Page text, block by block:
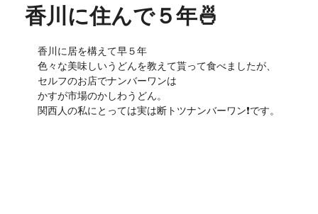
香川に住んで５年🍜
香川に居を構えて早５年
色々な美味しいうどんを教えて貰って食べましたが、
セルフのお店でナンバーワンは
かすが市場のかしわうどん。
関西人の私にとっては実は断トツナンバーワン❗です。